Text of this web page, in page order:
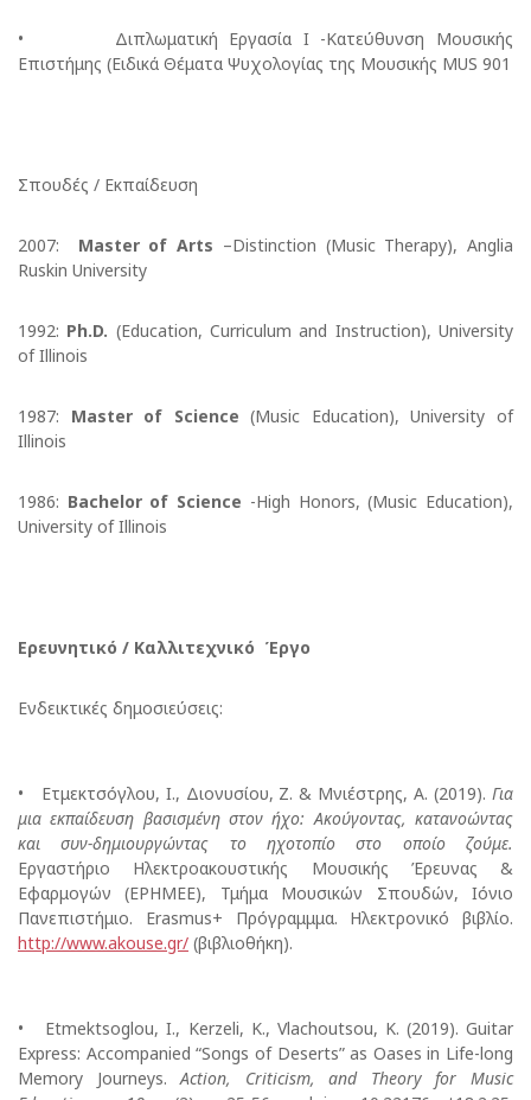
• Διπλωματική Εργασία Ι -Κατεύθυνση Μουσικής
Επιστήμης (Ειδικά Θέματα Ψυχολογίας της Μουσικής MUS 901
Σπουδές / Εκπαίδευση
2007: Master of Arts –Distinction (Music Therapy), Anglia
Ruskin University
1992: Ph.D. (Education, Curriculum and Instruction), University
of Illinois
1987: Master of Science (Music Education), University of
Illinois
1986: Bachelor of Science -High Honors, (Music Education),
University of Illinois
Ερευνητικό / Καλλιτεχνικό Έργο
Ενδεικτικές δημοσιεύσεις:
• Ετμεκτσόγλου, Ι., Διονυσίου, Ζ. & Μνιέστρης, Α. (2019). Για
μια εκπαίδευση βασισμένη στον ήχο: Ακούγοντας, κατανοώντας
και συν-δημιουργώντας το ηχοτοπίο στο οποίο ζούμε.
Εργαστήριο Ηλεκτροακουστικής Μουσικής Έρευνας &
Εφαρμογών (ΕΡΗΜΕΕ), Τμήμα Μουσικών Σπουδών, Ιόνιο
Πανεπιστήμιο. Erasmus+ Πρόγραμμμα. Ηλεκτρονικό βιβλίο.
http://www.akouse.gr/ (βιβλιοθήκη).
• Etmektsoglou, I., Kerzeli, K., Vlachoutsou, K. (2019). Guitar
Express: Accompanied “Songs of Deserts” as Oases in Life-long
Memory Journeys.Action, Criticism, and Theory for Music